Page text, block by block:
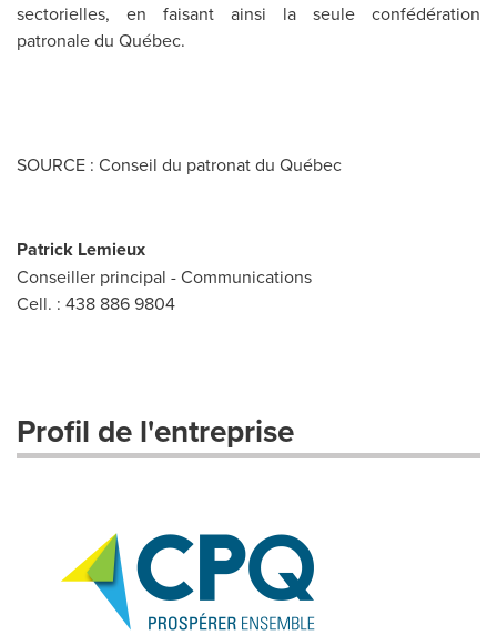
sectorielles, en faisant ainsi la seule confédération
patronale du Québec.
SOURCE : Conseil du patronat du Québec
Patrick Lemieux
Conseiller principal - Communications
Cell. : 438 886 9804
Profil de l'entreprise